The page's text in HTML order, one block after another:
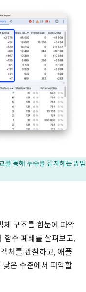
를 통해 누수를 감지하는 방법
체 구조를 한눈에 파악
함수 폐쇄를 살펴보고,
체를 관찰하고, 애플
은 수준에서 파악할